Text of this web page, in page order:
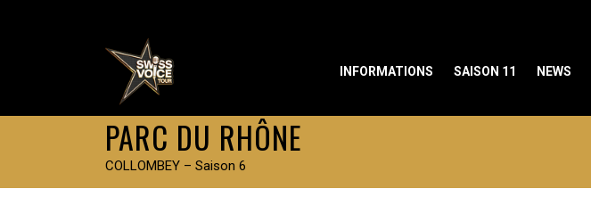
INFORMATIONS SAISON 11 NEWS
PARC DU RHÔNE
COLLOMBEY – Saison 6